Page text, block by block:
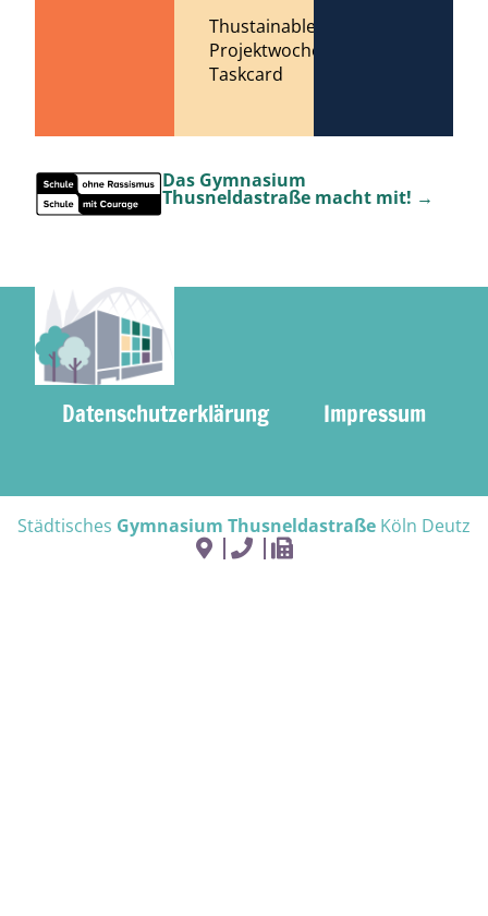
Thustainable
Projektwoche
Taskcard
Das Gymnasium
Thusneldastraße macht mit! →
Datenschutzerklärung Impressum
Städtisches Gymnasium Thusneldastraße Köln Deutz